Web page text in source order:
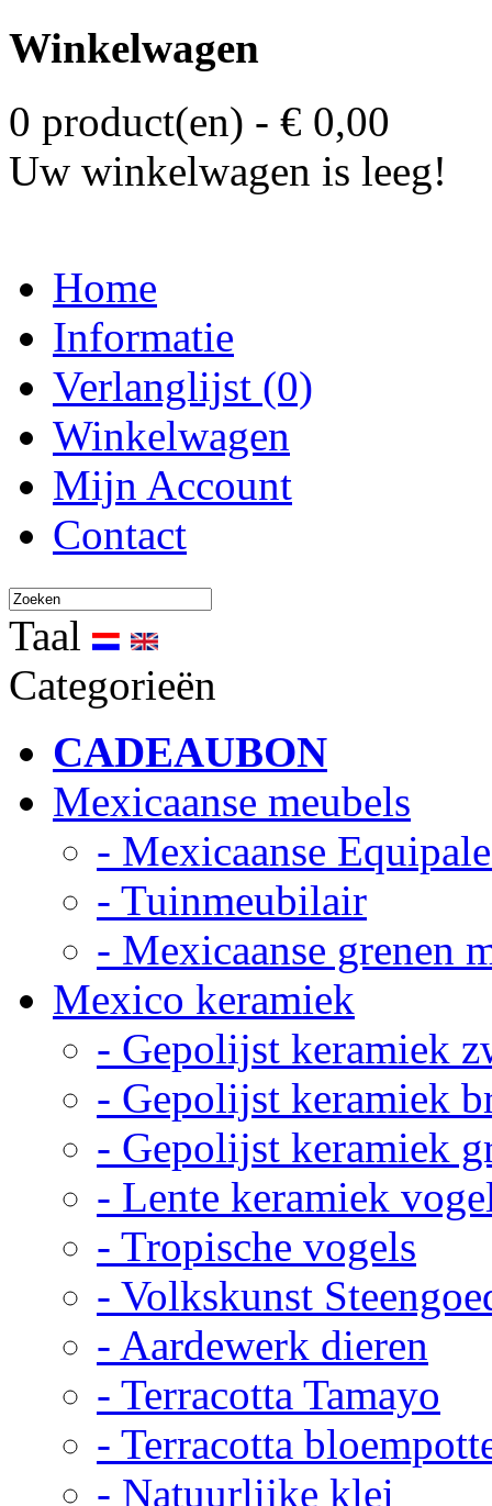
Winkelwagen
0 product(en) - € 0,00
Uw winkelwagen is leeg!
Home
Informatie
Verlanglijst (0)
Winkelwagen
Mijn Account
Contact
Taal
Categorieën
CADEAUBON
Mexicaanse meubels
- Mexicaanse
- Tuinmeubilair
- Mexicaanse grenen
Mexico keramiek
- Gepolijst keramiek
- Gepolijst keramiek
- Gepolijst keramiek
- Lente keramiek
- Tropische vogels
- Volkskunst
- Aardewerk dieren
- Terracotta Tamayo
- Terracotta
- Natuurlijke klei